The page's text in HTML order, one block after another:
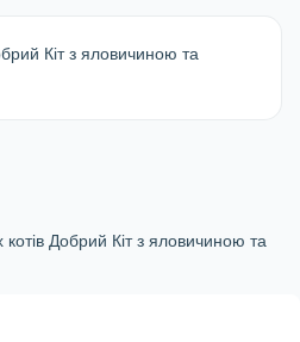
Добрий Кіт з яловичиною та